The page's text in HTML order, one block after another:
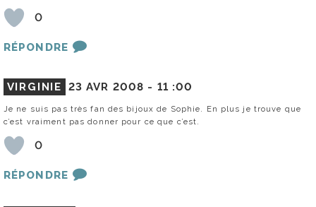
0
RÉPONDRE
VIRGINIE 23 AVR 2008 - 11 :00
Je ne suis pas très fan des bijoux de Sophie. En plus je trouve que
c’est vraiment pas donner pour ce que c’est.
0
RÉPONDRE